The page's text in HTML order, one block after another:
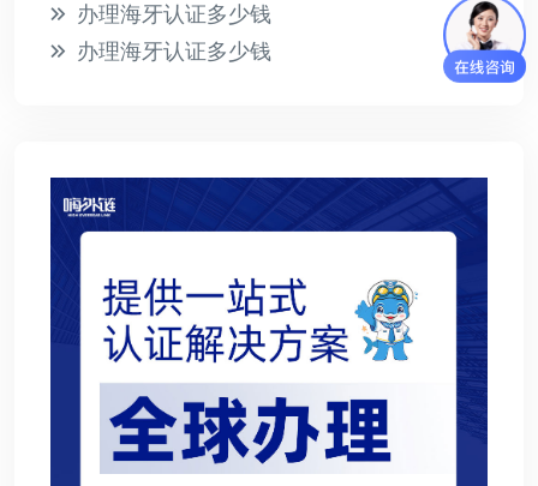
办理海牙认证多少钱
办理海牙认证多少钱